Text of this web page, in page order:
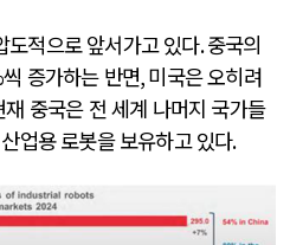
도적으로 앞서가고 있다.중국의
씩 증가하는 반면,미국은 오히려
재 중국은 전 세계 나머지 국가들
업용 로봇을 보유하고 있다.